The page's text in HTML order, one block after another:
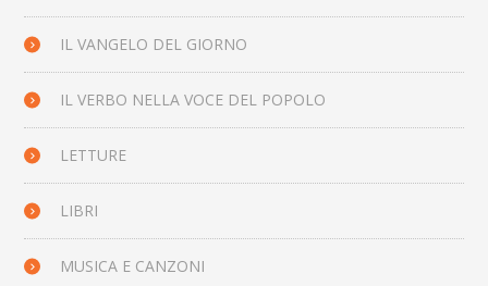
IL VANGELO DEL GIORNO
IL VERBO NELLA VOCE DEL POPOLO
LETTURE
LIBRI
MUSICA E CANZONI